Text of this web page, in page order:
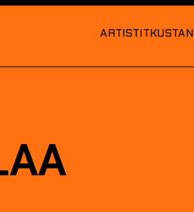
ARTISTIT